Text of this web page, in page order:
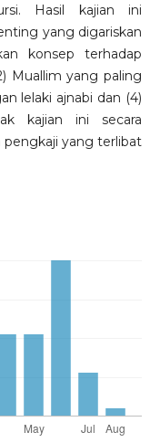
Hasil kajian ini
yang digariskan
konsep terhadap
Muallim yang paling
lelaki ajnabi dan (4)
kajian ini secara
yang terlibat